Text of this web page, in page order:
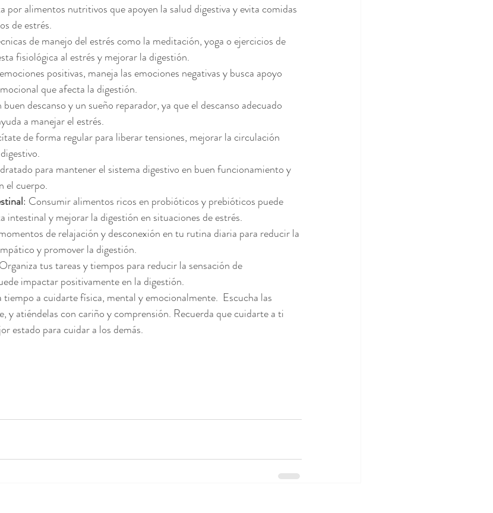
por alimentos nutritivos que apoyen la salud digestiva y evita comidas
de estrés.
de manejo del estrés como la meditación, yoga o ejercicios de
fisiológica al estrés y mejorar la digestión.
positivas, maneja las emociones negativas y busca apoyo
que afecta la digestión.
descanso y un sueño reparador, ya que el descanso adecuado
a manejar el estrés.
de forma regular para liberar tensiones, mejorar la circulación
para mantener el sistema digestivo en buen funcionamiento y
el cuerpo.
: Consumir alimentos ricos en probióticos y prebióticos puede
intestinal y mejorar la digestión en situaciones de estrés.
de relajación y desconexión en tu rutina diaria para reducir la
y promover la digestión.
tus tareas y tiempos para reducir la sensación de
impactar positivamente en la digestión.
tiempo a cuidarte física, mental y emocionalmente.  Escucha las
y atiéndelas con cariño y comprensión. Recuerda que cuidarte a ti
estado para cuidar a los demás.